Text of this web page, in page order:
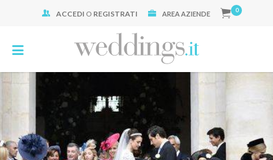
ACCEDI O REGISTRATI AREA AZIENDE 0